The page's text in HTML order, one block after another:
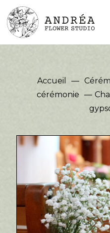
Accueil —
cérémonie —